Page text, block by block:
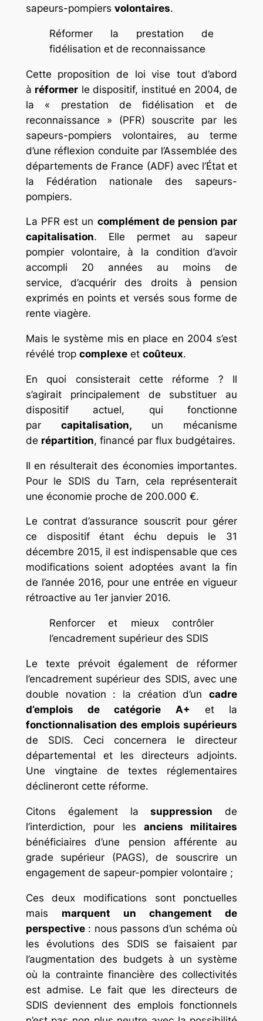
sapeurs-pompiers volontaires.
Réformer la prestation de
fidélisation et de reconnaissance
Cette proposition de loi vise tout d’abord
à réformer le dispositif, institué en 2004, de
la « prestation de fidélisation et de
reconnaissance » (PFR) souscrite par les
sapeurs-pompiers volontaires, au terme
d’une réflexion conduite par l’Assemblée des
départements de France (ADF) avec l’État et
la Fédération nationale des sapeurs-
pompiers.
La PFR est un complément de pension par
capitalisation. Elle permet au sapeur
pompier volontaire, à la condition d’avoir
accompli 20 années au moins de
service, d’acquérir des droits à pension
exprimés en points et versés sous forme de
rente viagère.
Mais le système mis en place en 2004 s’est
révélé trop complexeet coûteux.
En quoi consisterait cette réforme ? Il
s’agirait principalement de substituer au
dispositif actuel, qui fonctionne
par capitalisation, un mécanisme
de répartition, financé par flux budgétaires.
Il en résulterait des économies importantes.
Pour le SDIS du Tarn, cela représenterait
une économie proche de 200.000 €.
Le contrat d’assurance souscrit pour gérer
ce dispositif étant échu depuis le 31
décembre 2015, il est indispensable que ces
modifications soient adoptées avant la fin
de l’année 2016, pour une entrée en vigueur
rétroactive au 1er janvier 2016.
Renforcer et mieux contrôler
l’encadrement supérieur des SDIS
Le texte prévoit également de réformer
l’encadrement supérieur des SDIS, avec une
double novation : la création d’uncadre
d’emplois de catégorie A+ et la
fonctionnalisation des emplois supérieurs
de SDIS. Ceci concernera le directeur
départemental et les directeurs adjoints.
Une vingtaine de textes réglementaires
déclineront cette réforme.
Citons également lasuppression de
l’interdiction, pour les anciens militaires
bénéficiaires d’une pension afférente au
grade supérieur (PAGS), de souscrire un
engagement de sapeur-pompier volontaire ;
Ces deux modifications sont ponctuelles
mais marquent un changement de
perspective: nous passons d’un schéma où
les évolutions des SDIS se faisaient par
l’augmentation des budgets à un système
où la contrainte financière des collectivités
est admise. Le fait que les directeurs de
SDIS deviennent des emplois fonctionnels